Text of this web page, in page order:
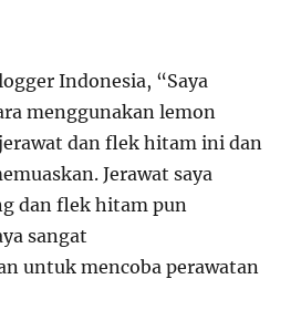
Indonesia, “Saya
menggunakan lemon
dan flek hitam ini dan
Jerawat saya
dan flek hitam pun
sangat
untuk mencoba perawatan